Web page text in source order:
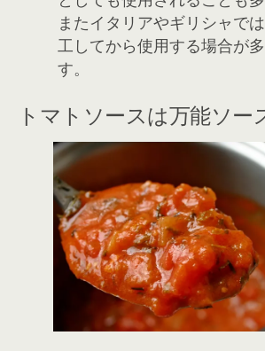
またイタリアやギリシャで
工してから使用する場合が
す。
トマトソースは万能ソー